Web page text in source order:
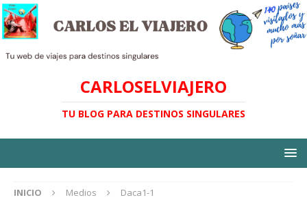
CARLOSELVIAJERO
TU BLOG PARA DESTINOS SINGULARES
INICIO Medios Daca1-1